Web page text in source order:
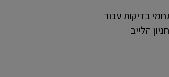
בדיקות עבור
הלייב